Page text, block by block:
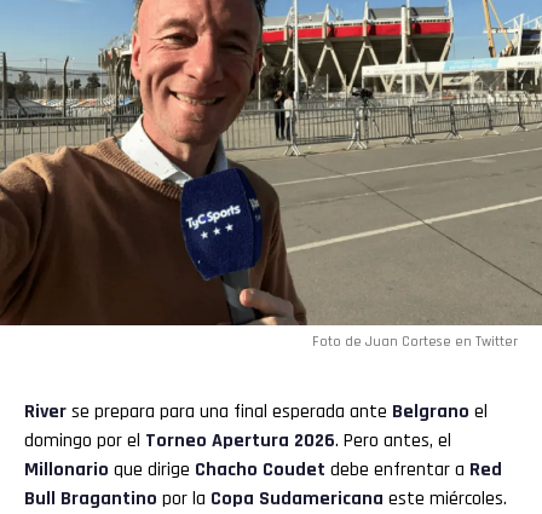
Foto de Juan Cortese en Twitter
Riverse prepara para una final esperada ante Belgrano el
domingo por el Torneo Apertura 2026. Pero antes, el
Millonario que dirige Chacho Coudet debe enfrentar a Red
Bull Bragantino por la Copa Sudamericana este miércoles.